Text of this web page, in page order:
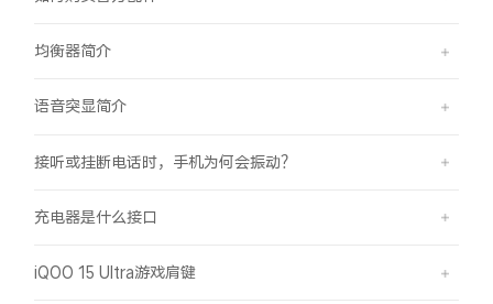
均衡器简介
语音突显简介
接听或挂断电话时，手机为何会振动？
充电器是什么接口
iQOO 15 Ultra游戏肩键